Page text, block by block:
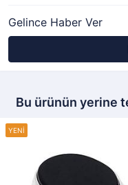
Gelince Haber Ver
Bu ürünün yerine